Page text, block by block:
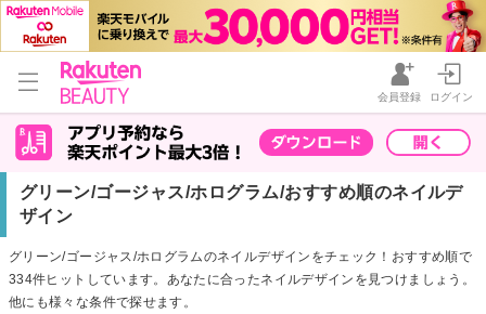
会員登録 ログイン
グリーン/ゴージャス/ホログラム/おすすめ順のネイルデ
ザイン
グリーン/ゴージャス/ホログラムのネイルデザインをチェック！おすすめ順で
334件ヒットしています。あなたに合ったネイルデザインを見つけましょう。
他にも様々な条件で探せます。